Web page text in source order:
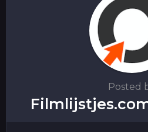
Posted